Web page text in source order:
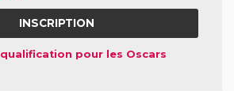
INSCRIPTION
qualification pour les Oscars